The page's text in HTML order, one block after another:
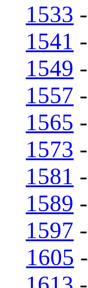
1533 -
1541 -
1549 -
1557 -
1565 -
1573 -
1581 -
1589 -
1597 -
1605 -